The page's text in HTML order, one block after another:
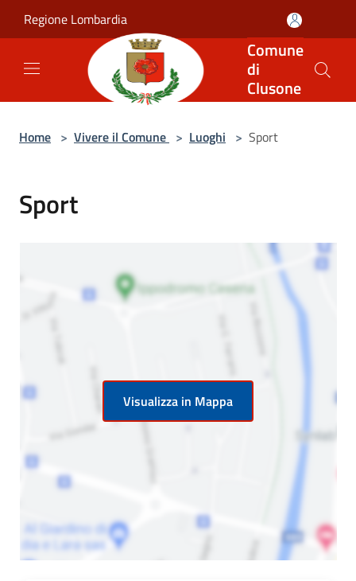
Regione Lombardia
Comune
di
Clusone
Home > Vivere il Comune > Luoghi > Sport
Sport
Visualizza in Mappa